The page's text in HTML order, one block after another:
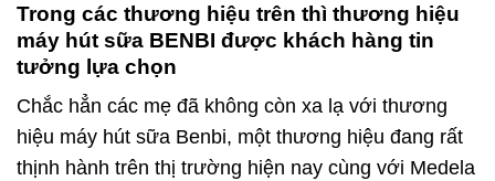
Trong các thương hiệu trên thì thương hiệu
máy hút sữa BENBI được khách hàng tin
tưởng lựa chọn
Chắc hẳn các mẹ đã không còn xa lạ với thương
hiệu máy hút sữa Benbi, một thương hiệu đang rất
thịnh hành trên thị trường hiện nay cùng với Medela